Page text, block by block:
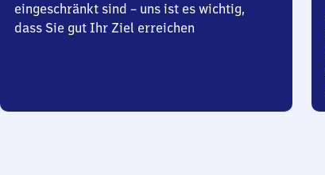
eingeschränkt sind – uns ist es wichtig,
dass Sie gut Ihr Ziel erreichen